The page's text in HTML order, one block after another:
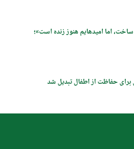
اما امیدهایم هنوز زنده است»؛
حفاظت از اطفال تبدیل شد